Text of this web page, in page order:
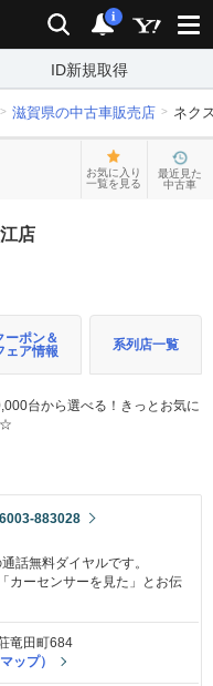
検索 通知
i
ID新規取得
滋賀県の中古車販売店 ネク
お気に入り
一覧を見る
最近見た
中古車
店
ーポン＆
ェア情報
系列店一覧
台から選べる！きっとお気に
☆
883028
話無料ダイヤルです。
カーセンサーを見た」とお伝
竜田町684
ップ）